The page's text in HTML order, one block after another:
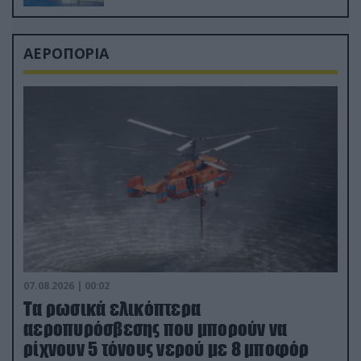
ΑΕΡΟΠΟΡΙΑ
07.08.2026 | 00:02
Τα ρωσικά ελικόπτερα
αεροπυρόσβεσης που μπορούν να
ρίχνουν 5 τόνους νερού με 8 μποφόρ